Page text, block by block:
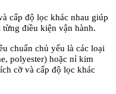
cấp độ lọc khác nhau giúp
điều kiện vận hành.
chuẩn chủ yếu là các loại
polyester) hoặc nỉ kim
cỡ và cấp độ lọc khác